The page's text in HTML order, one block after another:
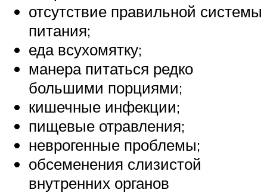
отсутствие правильной системы
питания;
еда всухомятку;
манера питаться редко
большими порциями;
кишечные инфекции;
пищевые отравления;
неврогенные проблемы;
обсеменения слизистой
внутренних органов